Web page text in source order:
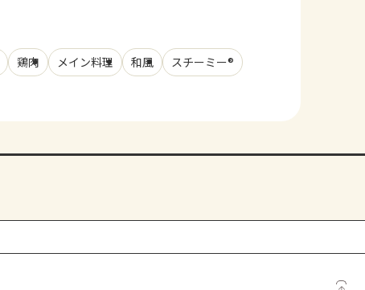
鶏肉 メイン料理 和風 スチーミー®